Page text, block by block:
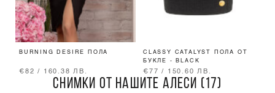
BURNING DESIRE ПОЛА
€82 / 160.38 ЛВ.
CLASSY CATALYST ПОЛА ОТ
БУКЛЕ - BLACK
€77 / 150.60 ЛВ.
СНИМКИ ОТ НАШИТЕ АЛЕСИ (17)